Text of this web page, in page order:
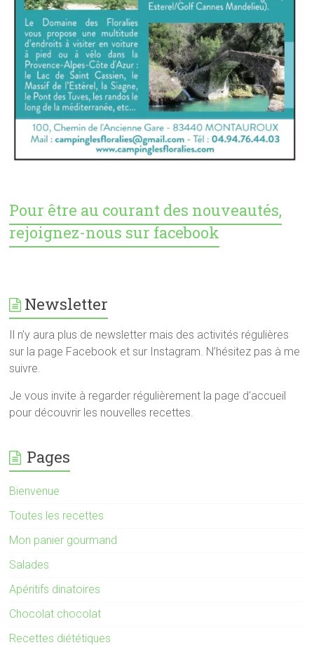
Pour être au courant des nouveautés,
rejoignez-nous sur facebook
Newsletter
Il n’y aura plus de newsletter mais des activités régulières
sur la page Facebook et sur Instagram. N’hésitez pas à me
suivre.
Je vous invite à regarder régulièrement la page d’accueil
pour découvrir les nouvelles recettes.
Pages
Bienvenue
Toutes les recettes
Mon panier gourmand
Salades
Apéritifs dinatoires
Chocolat chocolat
Recettes diététiques